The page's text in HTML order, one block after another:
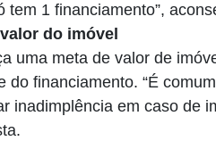
tem 1 financiamento”,
do imóvel
uma meta de valor de
do financiamento. “É
inadimplência em caso de